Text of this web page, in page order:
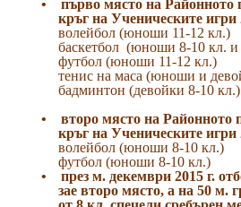
•
първо място на Районното
кръг на Ученическите игри
волейбол (юноши 11-12 кл.)
баскетбол (юноши 8-10 кл. и
футбол (юноши 11-12 кл.)
тенис на маса (юноши и
бадминтон (девойки 8-10 кл.)
•
второ място на Районното
кръг на Ученическите игри
волейбол (юноши 8-10 кл.)
футбол (юноши 8-10 кл.)
•
през м. декември 2015 г.
зае второ място, а на 50 м.